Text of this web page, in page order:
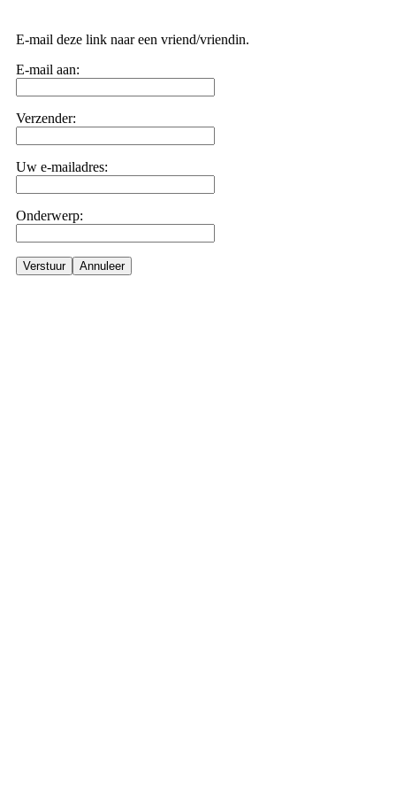
E-mail deze link naar een vriend/vriendin.
E-mail aan:
Verzender:
Uw e-mailadres:
Onderwerp:
Verstuur Annuleer